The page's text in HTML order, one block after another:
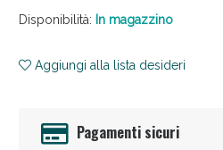
Disponibilità: In magazzino
Aggiungi alla lista desideri
Pagamenti sicuri